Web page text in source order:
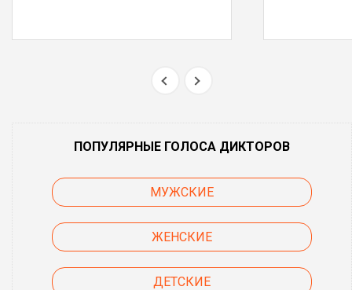
ПОПУЛЯРНЫЕ ГОЛОСА ДИКТОРОВ
МУЖСКИЕ
ЖЕНСКИЕ
ДЕТСКИЕ